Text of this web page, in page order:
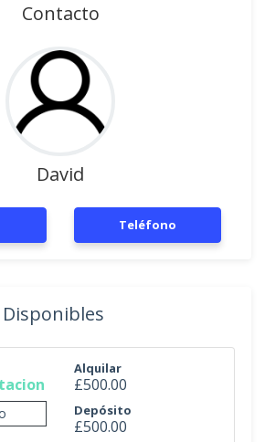
Contacto
David
Teléfono
Alquilar
£500.00
Depósito
£500.00